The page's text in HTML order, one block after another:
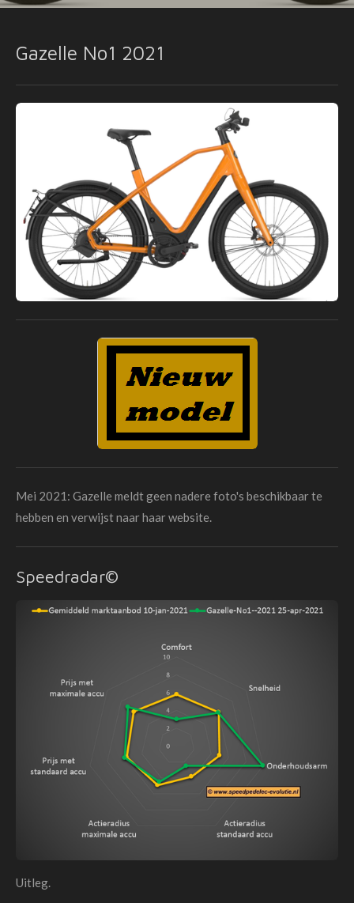
Gazelle No1 2021
Mei 2021: Gazelle meldt geen nadere foto's beschikbaar te
hebben en verwijst naar haar website.
Speedradar©
Uitleg.